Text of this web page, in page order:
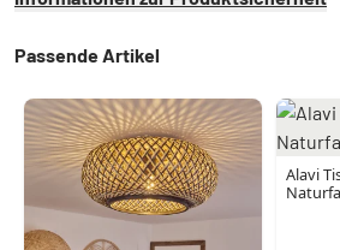
Passende Artikel
Alavi